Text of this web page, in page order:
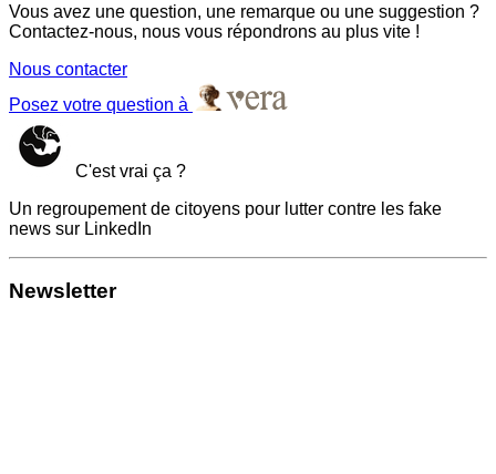
Vous avez une question, une remarque ou une suggestion ?
Contactez-nous, nous vous répondrons au plus vite !
Nous contacter
Posez votre question à
C'est vrai ça ?
Un regroupement de citoyens pour lutter contre les fake
news sur LinkedIn
Newsletter